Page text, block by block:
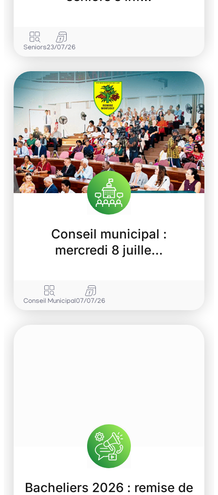
Seniors23/07/26
Conseil municipal :
mercredi 8 juille…
Conseil Municipal07/07/26
Bacheliers 2026 : remise de